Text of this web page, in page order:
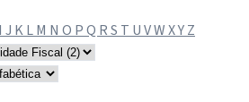
I J KLM N O PQ RS T UVWXYZ